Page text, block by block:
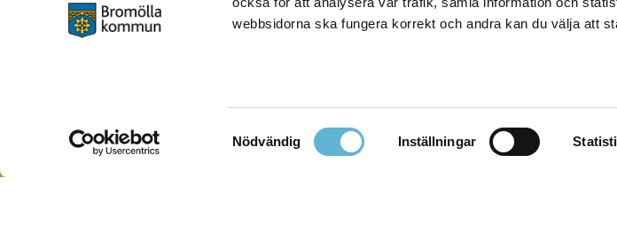
webbsidorna ska fungera korrekt och andra kan du välja att
Samtyckesval
Nödvändig Inställningar